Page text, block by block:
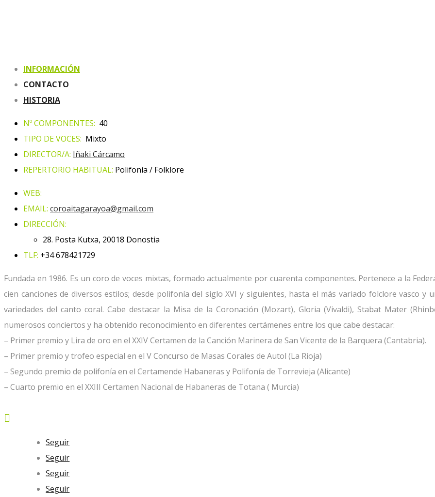
INFORMACIÓN
CONTACTO
HISTORIA
Nº COMPONENTES: 40
TIPO DE VOCES: Mixto
DIRECTOR/A: Iñaki Cárcamo
REPERTORIO HABITUAL: Polifonía / Folklore
WEB:
EMAIL: coroaitagarayoa@gmail.com
DIRECCIÓN:
28. Posta Kutxa, 20018 Donostia
TLF: +34 678421729
Fundada en 1986. Es un coro de voces mixtas, formado actualmente por cuarenta componentes. Pertenece a la
cien canciones de diversos estilos; desde polifonía del siglo XVI y siguientes, hasta el más variado folclore vasco y
variedades del canto coral. Cabe destacar la Misa de la Coronación (Mozart), Gloria (Vivaldi), Stabat Mater
numerosos conciertos y ha obtenido reconocimiento en diferentes certámenes entre los que cabe destacar:
– Primer premio y Lira de oro en el XXIV Certamen de la Canción Marinera de San Vicente de la Barquera (Cantabria).
– Primer premio y trofeo especial en el V Concurso de Masas Corales de Autol (La Rioja)
– Segundo premio de polifonía en el Certamende Habaneras y Polifonía de Torrevieja (Alicante)
– Cuarto premio en el XXIII Certamen Nacional de Habaneras de Totana ( Murcia)

Seguir
Seguir
Seguir
Seguir